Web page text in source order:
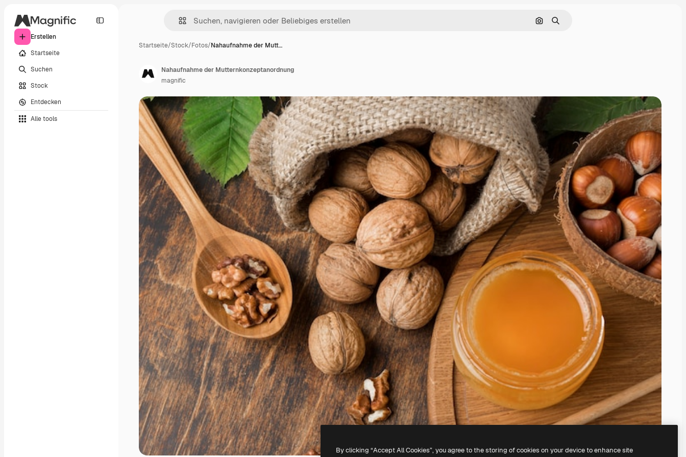
Erstellen
Startseite
Suchen
Stock
Entdecken
Alle tools
Nach Bild suchen
Suchen
Startseite/Stock/Fotos/Nahaufnahme der Mutt…
Nahaufnahme der Mutternkonzeptanordnung
magnific
By clicking “Accept All Cookies”, you agree to the storing of cookies on your device to enhance site